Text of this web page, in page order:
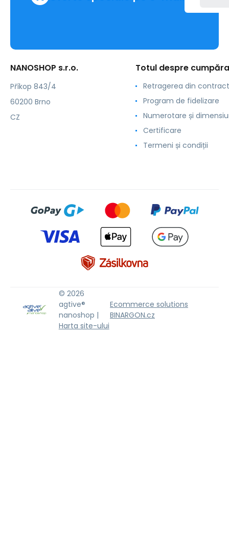
NANOSHOP s.r.o.
Příkop 843/4
60200 Brno
CZ
Totul despre
Retragerea din contract
Program de fidelizare
Numerotare și
Certificare
Termeni și condiții
© 2026
agtive®
nanoshop |
Harta site-ului
Ecommerce solutions
BINARGON.cz